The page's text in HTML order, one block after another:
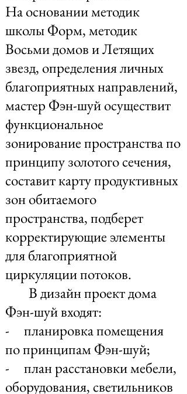
На основании методик
школы Форм, методик
Восьми домов и Летящих
звезд, определения личных
благоприятных направлений,
мастер Фэн-шуй осуществит
функциональное
зонирование пространства по
принципу золотого сечения,
составит карту продуктивных
зон обитаемого
пространства, подберет
корректирующие элементы
для благоприятной
циркуляции потоков.
В дизайн проект дома
Фэн-шуй входят:
- планировка помещения
по принципам Фэн-шуй;
- план расстановки мебели,
оборудования, светильников